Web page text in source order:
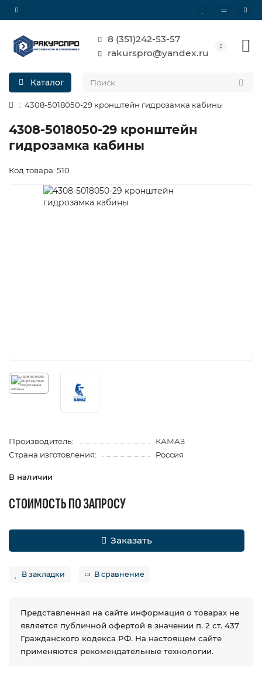
8 (351)242-53-57
rakurspro@yandex.ru
Каталог
4308-5018050-29 кронштейн гидрозамка кабины
4308-5018050-29 кронштейн
гидрозамка кабины
Код товара: 510
Производитель:
КАМАЗ
Страна изготовления:
Россия
В наличии
СТОИМОСТЬ ПО ЗАПРОСУ
Заказать
В закладки В сравнение
Представленная на сайте информация о товарах не
является публичной офертой в значении п. 2 ст. 437
Гражданского кодекса РФ. На настоящем сайте
применяются рекомендательные технологии.